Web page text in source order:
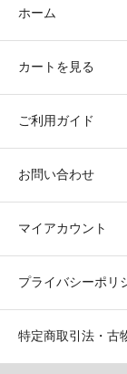
ホーム
カートを見る
ご利用ガイド
お問い合わせ
マイアカウント
プライバシーポリ
特定商取引法・古